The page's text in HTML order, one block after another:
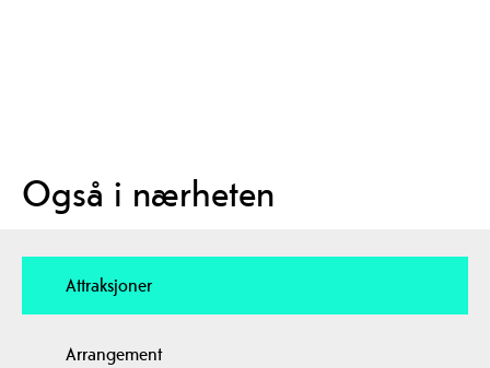
Også i nærheten
Attraksjoner
Arrangement